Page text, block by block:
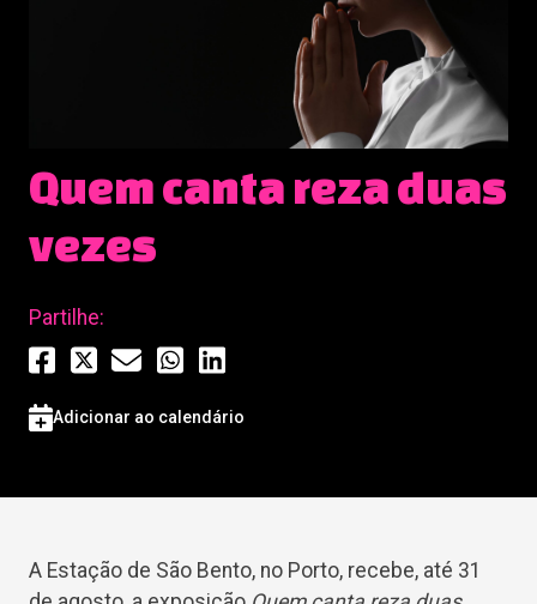
Quem canta reza duas
vezes
Partilhe:
Adicionar ao calendário
A Estação de São Bento, no Porto, recebe, até 31